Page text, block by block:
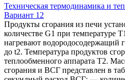
Техническая термодинамика и
Вариант 12
Продукты сгорания из печи
количестве G1 при температуре
нагревают водородосодержащий
до t2. Температура продуктов
теплообменного аппарата Т2.
сгорания и ВСГ представлен в